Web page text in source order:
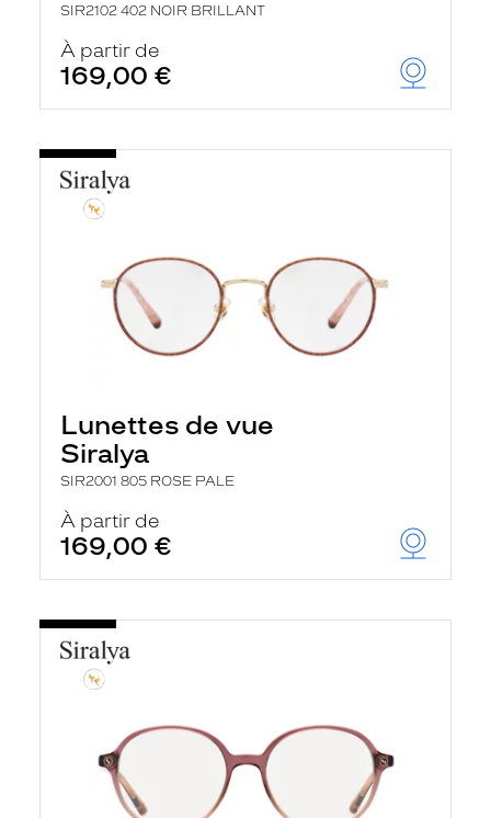
SIR2102 402 NOIR BRILLANT
À partir de
169,00 €
Lunettes de vue
Siralya
SIR2001 805 ROSE PALE
À partir de
169,00 €